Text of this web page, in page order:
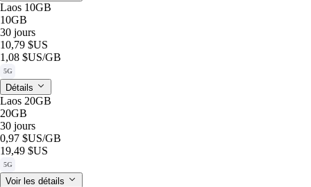
Laos 10GB
10GB
30 jours
10,79 $US
1,08 $US/GB
5G
Détails
Laos 20GB
20GB
30 jours
0,97 $US/GB
19,49 $US
5G
Voir les détails